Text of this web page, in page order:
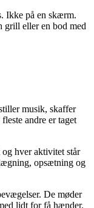
Ikke på en skærm.
grill eller en bod med
musik, skaffer
andre er taget
hver aktivitet står
opsætning og
De møder
lidt for få hænder.